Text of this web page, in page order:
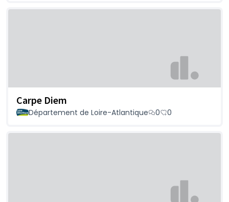
Carpe Diem
Département de Loire-Atlantique 0 0